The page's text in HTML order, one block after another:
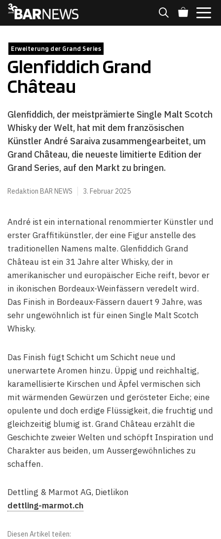
Zum
Inhalt
Erweiterung der Grand Series
Glenfiddich Grand
Château
Glenfiddich, der meistprämierte Single Malt Scotch
Whisky der Welt, hat mit dem französischen
Künstler André Saraiva zusammengearbeitet, um
Grand Château, die neueste limitierte Edition der
Grand Series, auf den Markt zu bringen.
Redaktion BAR NEWS 3. Februar 2025
André ist ein international renommierter Künstler und
erster Graffitikünstler, der eine Figur anstelle des
traditionellen Namens malte. Glenfiddich Grand
Château ist ein 31 Jahre alter Whisky, der in
amerikanischer und europäischer Eiche reift, bevor er
in ikonischen Bordeaux-Weinfässern veredelt wird.
Das Finish in Bordeaux-Fässern dauert 9 Jahre, was
sehr ungewöhnlich ist für einen Single Malt Scotch
Whisky.
Das Finish fügt Schicht um Schicht neue und
unerwartete Aromen hinzu. Üppig und reichhaltig,
karamellisierte Kirschen und Äpfel vermischen sich
mit wärmenden Gewürzen und gerösteter Eiche; eine
opulente und doch erdige Flüssigkeit, die fruchtig und
gleichzeitig blumig ist. Grand Château erzählt die
Geschichte zweier Welten und schöpft Inspiration und
Charakter aus beiden, um Aussergewöhnliches zu
schaffen.
Dettling & Marmot AG, Dietlikon
dettling-marmot.ch
Diesen Artikel teilen: